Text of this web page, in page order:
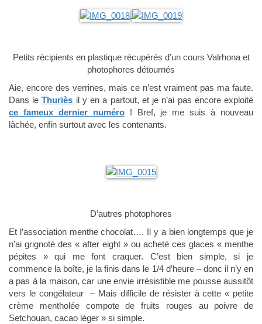
Petits récipients en plastique récupérés d’un cours Valrhona et
photophores détournés
Aie, encore des verrines, mais ce n’est vraiment pas ma faute.
Dans leThuriès il y en a partout, et je n’ai pas encore exploité
ce fameux dernier numéro! Bref, je me suis à nouveau
lâchée, enfin surtout avec les contenants.
D’autres photophores
Et l’association menthe chocolat…. Il y a bien longtemps que je
n’ai grignoté des « after eight » ou acheté ces glaces « menthe
pépites » qui me font craquer. C’est bien simple, si je
commence la boîte, je la finis dans le 1/4 d’heure – donc il n’y en
a pas à la maison, car une envie irrésistible me pousse aussitôt
vers le congélateur – Mais difficile de résister à cette « petite
crème mentholée compote de fruits rouges au poivre de
Setchouan, cacao léger » si simple.